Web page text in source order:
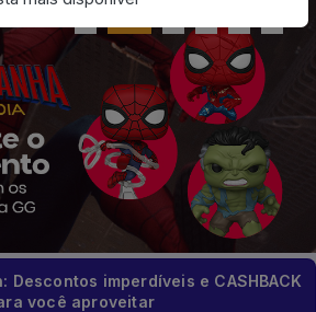
Descontos imperdíveis e CASHBACK
você aproveitar